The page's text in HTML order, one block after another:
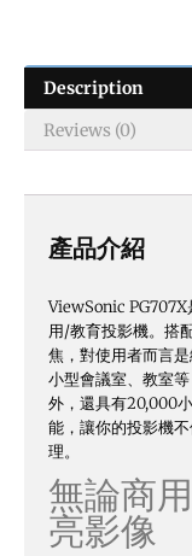
Description
Reviews (0)
產品介紹
ViewSonic
用/教育投影機。搭
焦，對使用者而言
小型會議室、教室
外，還具有20,000
能，讓你的投影機
理。
無論商
亮影像